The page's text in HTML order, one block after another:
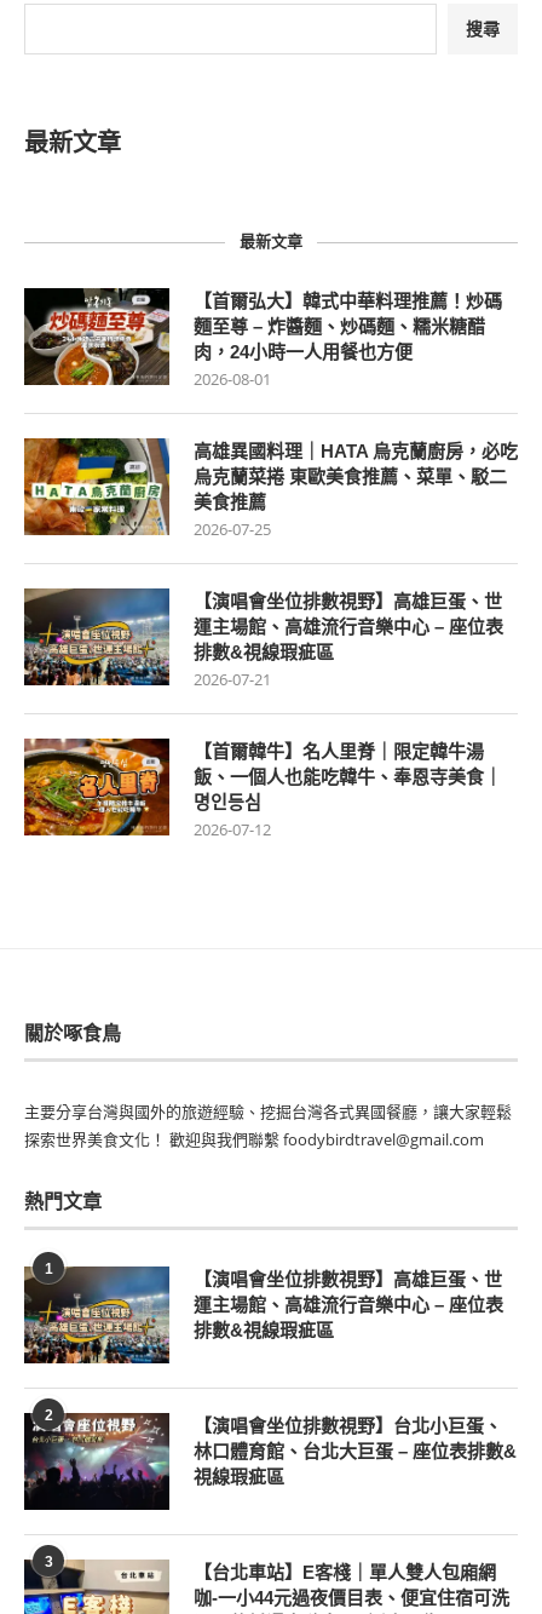
搜尋
最新文章
最新文章
【首爾弘大】韓式中華料理推薦！炒碼
麵至尊 – 炸醬麵、炒碼麵、糯米糖醋
肉，24小時一人用餐也方便
2026-08-01
高雄異國料理｜HATA 烏克蘭廚房，必吃
烏克蘭菜捲 東歐美食推薦、菜單、駁二
美食推薦
2026-07-25
【演唱會坐位排數視野】高雄巨蛋、世
運主場館、高雄流行音樂中心 – 座位表
排數&視線瑕疵區
2026-07-21
【首爾韓牛】名人里脊｜限定韓牛湯
飯、一個人也能吃韓牛、奉恩寺美食｜
명인등심
2026-07-12
關於啄食鳥
主要分享台灣與國外的旅遊經驗、挖掘台灣各式異國餐廳，讓大家輕鬆
探索世界美食文化！ 歡迎與我們聯繫 foodybirdtravel@gmail.com
熱門文章
1
【演唱會坐位排數視野】高雄巨蛋、世
運主場館、高雄流行音樂中心 – 座位表
排數&視線瑕疵區
2
【演唱會坐位排數視野】台北小巨蛋、
林口體育館、台北大巨蛋 – 座位表排數&
視線瑕疵區
3
【台北車站】E客棧｜單人雙人包廂網
咖-一小44元過夜價目表、便宜住宿可洗